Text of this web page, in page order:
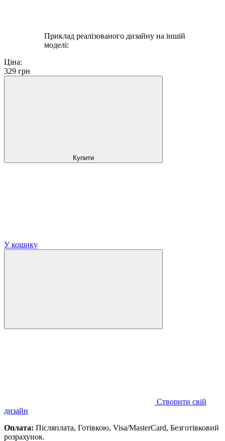
Приклад реалізованого дизайну на іншій
моделі:
Ціна:
329 грн
Купити
У кошику
Створити свій
дизайн
Оплата: Післяплата, Готівкою, Visa/MasterCard, Безготівковий
розрахунок.